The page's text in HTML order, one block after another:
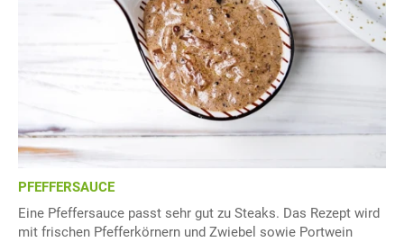
PFEFFERSAUCE
Eine Pfeffersauce passt sehr gut zu Steaks. Das Rezept wird
mit frischen Pfefferkörnern und Zwiebel sowie Portwein